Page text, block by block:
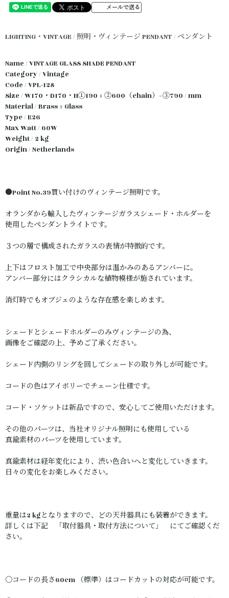
メールで送る
LIGHTING・VINTAGE / 照明・ヴィンテージ PENDANT / ペンダント
Name / VINTAGE GLASS SHADE PENDANT
Category / Vintage
Code / VPL-128
Size / W170・D170・H①190 + ②600（chain）=③790 / mm
Material / Brass + Glass
Type / E26
Max Watt / 60W
Weight / 2 kg
Origin / Netherlands
●Point No.39買い付けのヴィンテージ照明です。
オランダから輸入したヴィンテージガラスシェード・ホルダーを
使用したペンダントライトです。
３つの層で構成されたガラスの表情が特徴的です。
上下はフロスト加工で中央部分は温かみのあるアンバーに。
アンバー部分にはクラシカルな植物模様が施されています。
消灯時でもオブジェのような存在感を楽しめます。
シェードとシェードホルダーのみヴィンテージの為、
画像をご確認の上、予めご了承ください。
シェード内側のリングを回してシェードの取り外しが可能です。
コードの色はアイボリーでチェーン仕様です。
コード・ソケットは新品ですので、安心してご使用いただけます。
その他のパーツは、当社オリジナル照明にも使用している
真鍮素材のパーツを使用しています。
真鍮素材は経年変化により、渋い色合いへと変化していきます。
日々の変化をお楽しみください。
重量は2 kgとなりますので、どの天井器具にも装着ができます。
詳しくは下記 「取付器具・取付方法について」 にてご確認くだ
さい。
〇コードの長さ60cm （標準）はコードカットの対応が可能です。